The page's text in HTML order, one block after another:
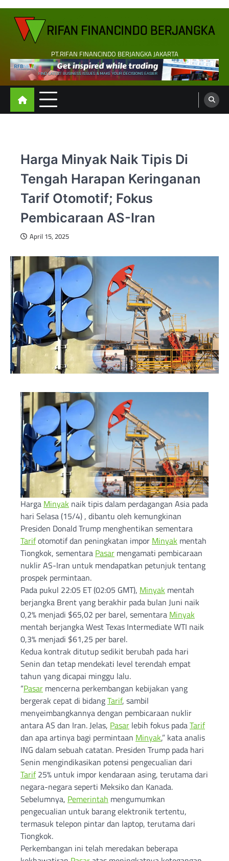
Skip
content
PT.RIFAN FINANCINDO BERJANGKA JAKARTA
Harga Minyak Naik Tipis Di
Tengah Harapan Keringanan
Tarif Otomotif; Fokus
Pembicaraan AS-Iran
April 15, 2025
Harga Minyak naik tipis dalam perdagangan Asia pada
hari Selasa (15/4) , dibantu oleh kemungkinan
Presiden Donald Trump menghentikan sementara
Tarifotomotif dan peningkatan impor Minyak mentah
Tiongkok, sementara Pasar mengamati pembicaraan
nuklir AS-Iran untuk mendapatkan petunjuk tentang
prospek permintaan.
Pada pukul 22:05 ET (02:05 GMT), Minyak mentah
berjangka Brent yang berakhir pada bulan Juni naik
0,2% menjadi $65,02 per barel, sementara Minyak
mentah berjangka West Texas Intermediate WTI naik
0,3% menjadi $61,25 per barel.
Kedua kontrak ditutup sedikit berubah pada hari
Senin dan tetap mendekati level terendah empat
tahun yang dicapai minggu lalu.
“Pasar mencerna perkembangan kebijakan yang
bergerak cepat di bidangTarif, sambil
menyeimbangkannya dengan pembicaraan nuklir
antara AS dan Iran. Jelas, Pasar lebih fokus padaTarif
dan apa artinya bagi permintaan Minyak,” kata analis
ING dalam sebuah catatan. Presiden Trump pada hari
Senin mengindikasikan potensi pengecualian dari
Tarif25% untuk impor kendaraan asing, terutama dari
negara-negara seperti Meksiko dan Kanada.
Sebelumnya, Pemerintah mengumumkan
pengecualian untuk barang elektronik tertentu,
termasuk telepon pintar dan laptop, terutama dari
Tiongkok.
Perkembangan ini telah meredakan beberapa